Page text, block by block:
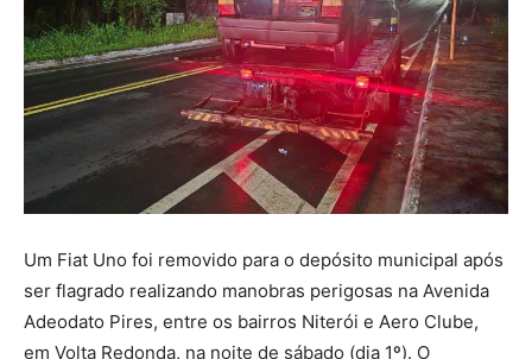
Um Fiat Uno foi removido para o depósito municipal após
ser flagrado realizando manobras perigosas na Avenida
Adeodato Pires, entre os bairros Niterói e Aero Clube,
em Volta Redonda, na noite de sábado (dia 1º). O